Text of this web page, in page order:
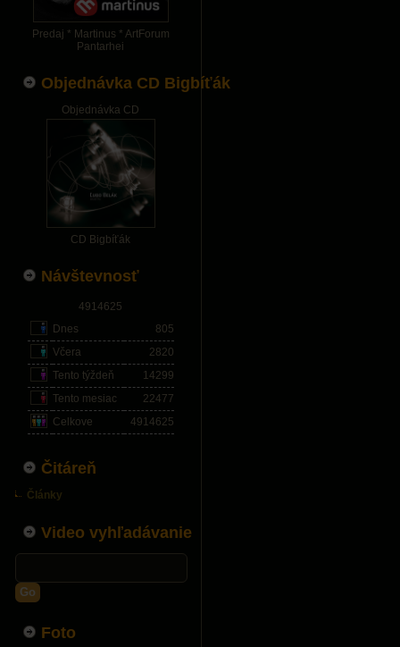
Predaj * Martinus * ArtForum
Pantarhei
Objednávka CD Bigbíťák
Objednávka CD
CD Bigbíťák
Návštevnosť
4914625
Dnes
805
Včera
2820
Tento týždeň
14299
Tento mesiac
22477
Celkove
4914625
Čitáreň
Články
Video vyhľadávanie
Go
Foto